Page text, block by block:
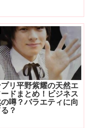
リ平野紫耀の天然エ
ードまとめ！ビジネス
噂？バラエティに向
？